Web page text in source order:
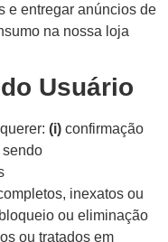
e entregar anúncios de
na nossa loja
Usuário
(i) confirmação
inexatos ou
ou eliminação
ou tratados em